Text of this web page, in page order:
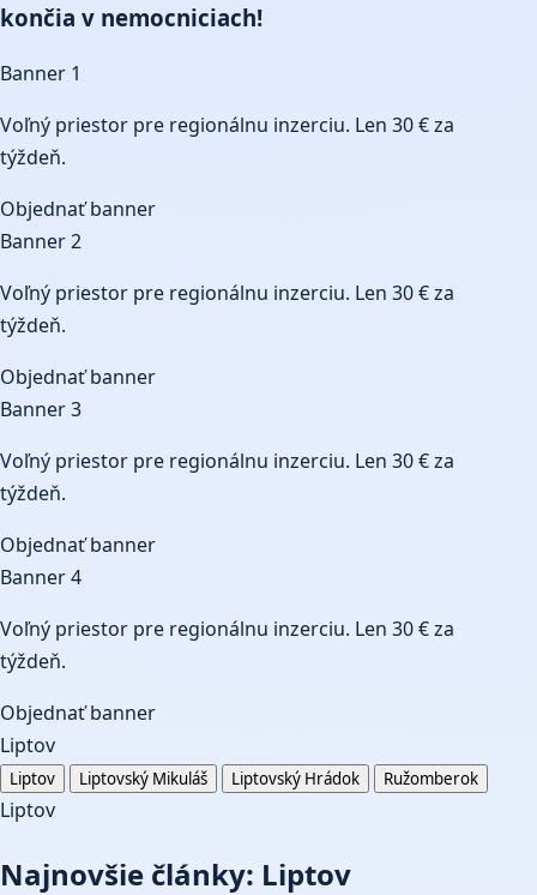
končia v nemocniciach!
Banner 1
Voľný priestor pre regionálnu inzerciu. Len 30 € za
týždeň.
Objednať banner
Banner 2
Voľný priestor pre regionálnu inzerciu. Len 30 € za
týždeň.
Objednať banner
Banner 3
Voľný priestor pre regionálnu inzerciu. Len 30 € za
týždeň.
Objednať banner
Banner 4
Voľný priestor pre regionálnu inzerciu. Len 30 € za
týždeň.
Objednať banner
Liptov
Liptov Liptovský Mikuláš Liptovský Hrádok Ružomberok
Liptov
Najnovšie články: Liptov